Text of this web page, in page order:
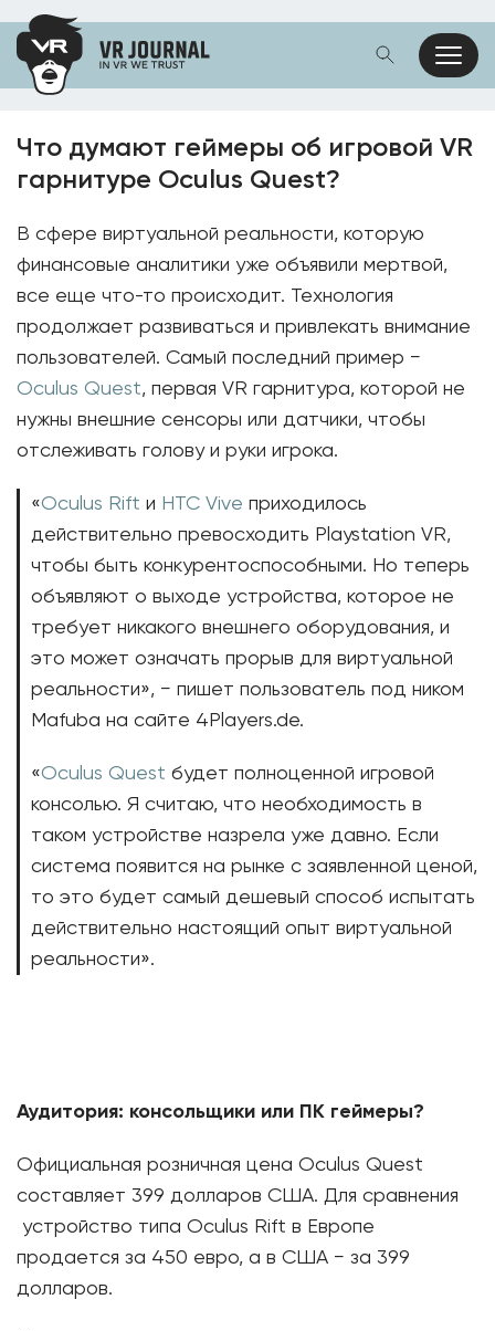
Что думают геймеры об игровой VR
гарнитуре Oculus Quest?
В сфере виртуальной реальности, которую
финансовые аналитики уже объявили мертвой,
все еще что-то происходит. Технология
продолжает развиваться и привлекать внимание
пользователей. Самый последний пример −
Oculus Quest, первая VR гарнитура, которой не
нужны внешние сенсоры или датчики, чтобы
отслеживать голову и руки игрока.
«Oculus Rift и HTC Vive приходилось
действительно превосходить Playstation VR,
чтобы быть конкурентоспособными. Но теперь
объявляют о выходе устройства, которое не
требует никакого внешнего оборудования, и
это может означать прорыв для виртуальной
реальности», − пишет пользователь под ником
Mafuba на сайте 4Players.de.
«Oculus Quest будет полноценной игровой
консолью. Я считаю, что необходимость в
таком устройстве назрела уже давно. Если
система появится на рынке с заявленной ценой,
то это будет самый дешевый способ испытать
действительно настоящий опыт виртуальной
реальности».
Аудитория: консольщики или ПК геймеры?
Официальная розничная цена Oculus Quest
составляет 399 долларов США. Для сравнения
устройство типа Oculus Rift в Европе
продается за 450 евро, а в США − за 399
долларов.